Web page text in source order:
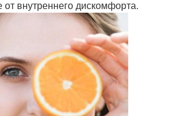
внутреннего дискомфорта.